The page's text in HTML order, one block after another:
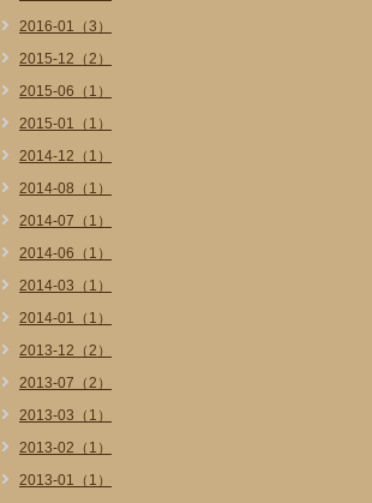
2016-01（3）
2015-12（2）
2015-06（1）
2015-01（1）
2014-12（1）
2014-08（1）
2014-07（1）
2014-06（1）
2014-03（1）
2014-01（1）
2013-12（2）
2013-07（2）
2013-03（1）
2013-02（1）
2013-01（1）